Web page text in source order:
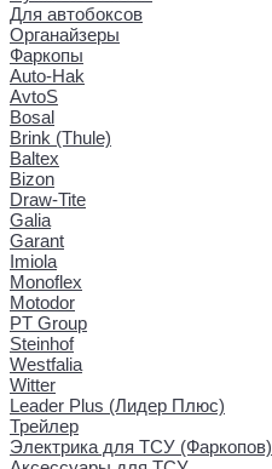
Для автобоксов
Органайзеры
Фаркопы
Auto-Hak
AvtoS
Bosal
Brink (Thule)
Baltex
Bizon
Draw-Tite
Galia
Garant
Imiola
Monoflex
Motodor
PT Group
Steinhof
Westfalia
Witter
Leader Plus (Лидер Плюс)
Трейлер
Электрика для ТСУ (Фаркопов)